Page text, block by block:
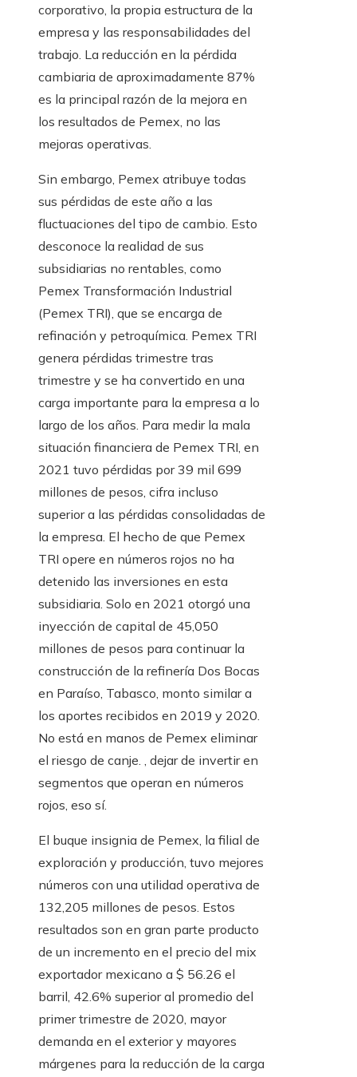
corporativo, la propia estructura de la
empresa y las responsabilidades del
trabajo. La reducción en la pérdida
cambiaria de aproximadamente 87%
es la principal razón de la mejora en
los resultados de Pemex, no las
mejoras operativas.
Sin embargo, Pemex atribuye todas
sus pérdidas de este año a las
fluctuaciones del tipo de cambio. Esto
desconoce la realidad de sus
subsidiarias no rentables, como
Pemex Transformación Industrial
(Pemex TRI), que se encarga de
refinación y petroquímica. Pemex TRI
genera pérdidas trimestre tras
trimestre y se ha convertido en una
carga importante para la empresa a lo
largo de los años. Para medir la mala
situación financiera de Pemex TRI, en
2021 tuvo pérdidas por 39 mil 699
millones de pesos, cifra incluso
superior a las pérdidas consolidadas de
la empresa. El hecho de que Pemex
TRI opere en números rojos no ha
detenido las inversiones en esta
subsidiaria. Solo en 2021 otorgó una
inyección de capital de 45,050
millones de pesos para continuar la
construcción de la refinería Dos Bocas
en Paraíso, Tabasco, monto similar a
los aportes recibidos en 2019 y 2020.
No está en manos de Pemex eliminar
el riesgo de canje. , dejar de invertir en
segmentos que operan en números
rojos, eso sí.
El buque insignia de Pemex, la filial de
exploración y producción, tuvo mejores
números con una utilidad operativa de
132,205 millones de pesos. Estos
resultados son en gran parte producto
de un incremento en el precio del mix
exportador mexicano a $ 56.26 el
barril, 42.6% superior al promedio del
primer trimestre de 2020, mayor
demanda en el exterior y mayores
márgenes para la reducción de la carga